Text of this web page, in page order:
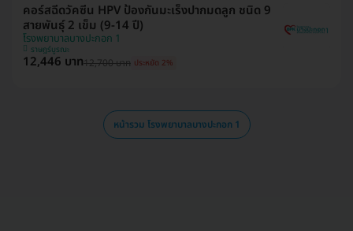
คอร์สฉีดวัคซีน HPV ป้องกันมะเร็งปากมดลูก ชนิด 9
สายพันธุ์ 2 เข็ม (9-14 ปี)
โรงพยาบาลบางปะกอก 1
ราษฎร์บูรณะ
12,446 บาท12,700 บาท ประหยัด 2%
หน้ารวม โรงพยาบาลบางปะกอก 1